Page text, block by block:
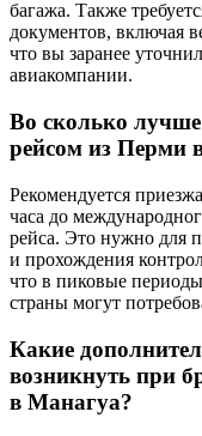
багажа. Также
документов, включая
что вы заранее
авиакомпании.
Во сколько
рейсом из Перми
Рекомендуется
часа до
рейса. Это нужно для
и прохождения
что в пиковые
страны могут
Какие
возникнуть при
в Манагуа?